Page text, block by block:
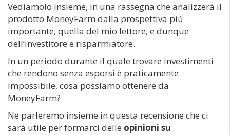
Vediamolo insieme, in una rassegna che analizzerà il
prodotto MoneyFarm dalla prospettiva più
importante, quella del mio lettore, e dunque
dell’investitore e risparmiatore.
In un periodo durante il quale trovare investimenti
che rendono senza esporsi è praticamente
impossibile, cosa possiamo ottenere da
MoneyFarm?
Ne parleremo insieme in questa recensione che ci
sarà utile per formarci delle opinioni su